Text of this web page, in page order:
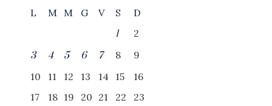
L
M M G V S
D
1
2
3
4 5 6 7 8
9
10
11 12 13 14 15
16
17
18 19 20 21 22
23